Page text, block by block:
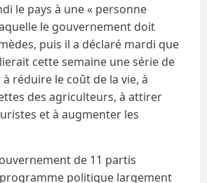
le pays à une « personne
le gouvernement doit
puis il a déclaré mardi que
cette semaine une série de
réduire le coût de la vie, à
des agriculteurs, à attirer
et à augmenter les
de 11 partis
politique largement